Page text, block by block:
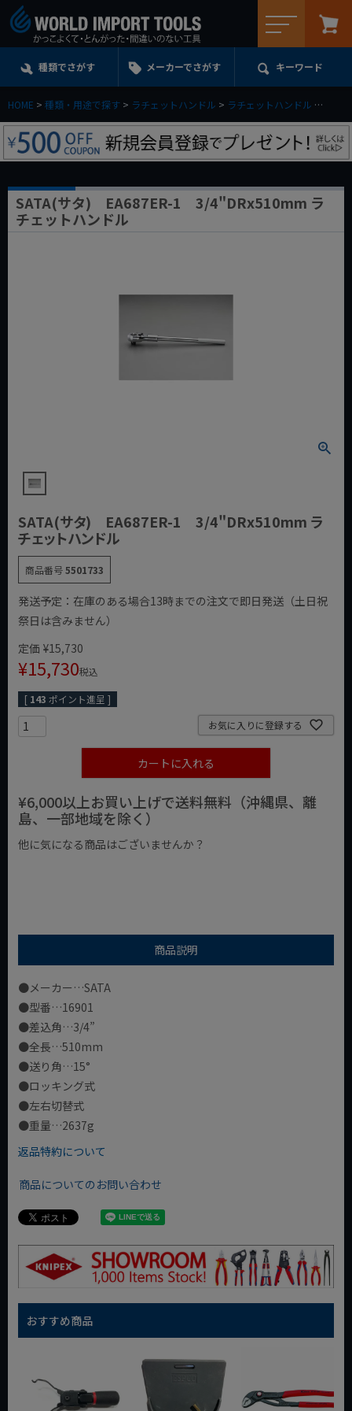
種類でさがす メーカーでさがす キーワード
HOME 種類・用途で探す ラチェットハンドル ラチェットハンドル
SATA(サタ) EA687ER-1 3/4"DRx510mm ラ
チェットハンドル
SATA(サタ) EA687ER-1 3/4"DRx510mm ラ
チェットハンドル
商品番号5501733
発送予定：在庫のある場合13時までの注文で即日発送（土日祝
祭日は含みません）
定価 ¥15,730
¥15,730税込
[ 143 ポイント進呈 ]
お気に入りに登録する
カートに入れる
¥6,000以上お買い上げで送料無料（沖縄県、離
島、一部地域を除く）
他に気になる商品はございませんか？
商品説明
●メーカー…SATA
●型番…16901
●差込角…3/4”
●全長…510mm
●送り角…15°
●ロッキング式
●左右切替式
●重量…2637g
返品特約について
商品についてのお問い合わせ
おすすめ商品